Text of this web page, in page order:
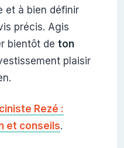
et à bien définir
précis. Agis
bientôt de ton
plaisir
Rezé :
et conseils.